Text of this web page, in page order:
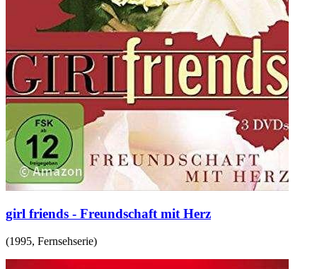
girl friends - Freundschaft mit Herz
(1995, Fernsehserie)